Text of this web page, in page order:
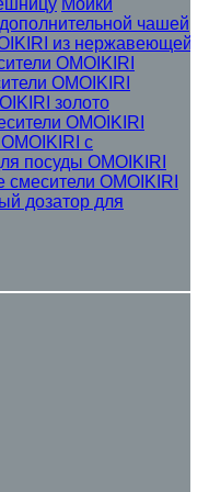
Мойки
чашей
из нержавеющей
OMOIKIRI
OMOIKIRI
золото
OMOIKIRI
с
посуды OMOIKIRI
OMOIKIRI
дозатор для